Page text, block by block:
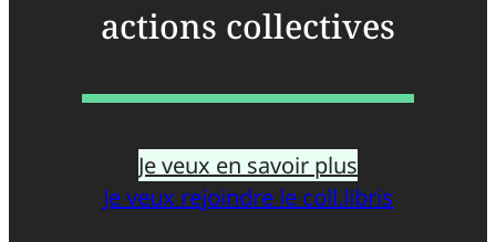
actions collectives
Je veux en savoir plus
Je veux rejoindre le coll.libris